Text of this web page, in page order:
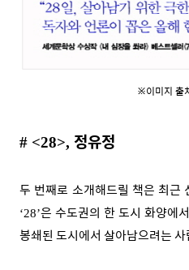
※이미지 출
# <28>, 정유정
두 번째로 소개해드릴 책은 최근
‘28’은 수도권의 한 도시 화양에
봉쇄된 도시에서 살아남으려는